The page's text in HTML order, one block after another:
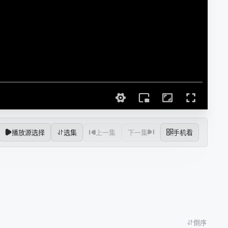
播放源选择 选集 上一集 下一集 手机看
倒序